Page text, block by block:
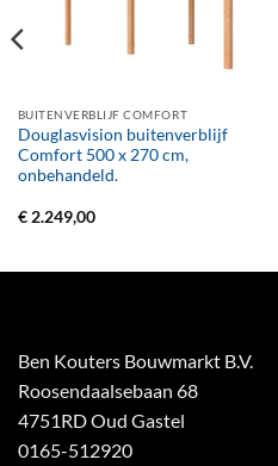
BUITENVERBLIJF COMFORT
Douglasvision buitenverblijf
Comfort 500 x 270 cm,
onbehandeld.
€2.249,00
Ben Kouters Bouwmarkt B.V.
Roosendaalsebaan 68
4751RD Oud Gastel
0165-512920